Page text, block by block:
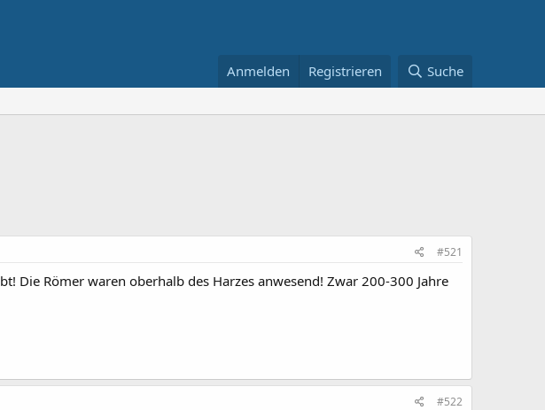
Anmelden Registrieren Suche
#521
Die Römer waren oberhalb des Harzes anwesend! Zwar 200-300 Jahre
#522